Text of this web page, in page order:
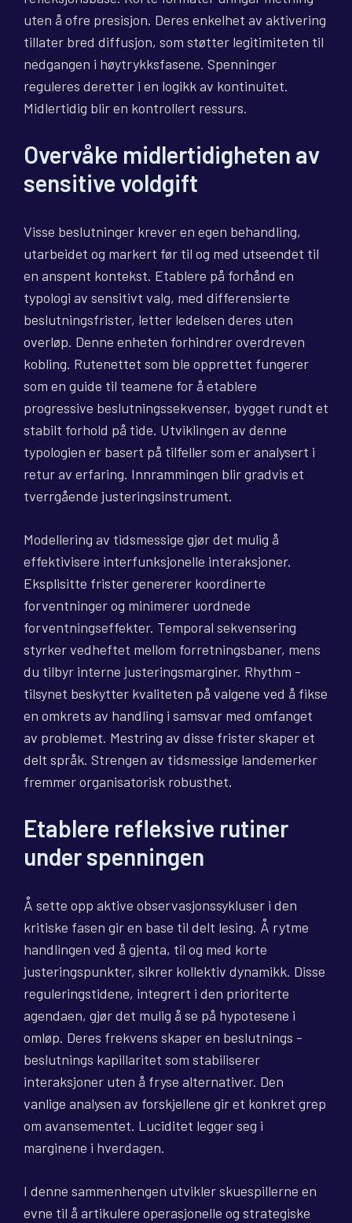
uten å ofre presisjon. Deres enkelhet av aktivering
tillater bred diffusjon, som støtter legitimiteten til
nedgangen i høytrykksfasene. Spenninger
reguleres deretter i en logikk av kontinuitet.
Midlertidig blir en kontrollert ressurs.
Overvåke midlertidigheten av
sensitive voldgift
Visse beslutninger krever en egen behandling,
utarbeidet og markert før til og med utseendet til
en anspent kontekst. Etablere på forhånd en
typologi av sensitivt valg, med differensierte
beslutningsfrister, letter ledelsen deres uten
overløp. Denne enheten forhindrer overdreven
kobling. Rutenettet som ble opprettet fungerer
som en guide til teamene for å etablere
progressive beslutningssekvenser, bygget rundt et
stabilt forhold på tide. Utviklingen av denne
typologien er basert på tilfeller som er analysert i
retur av erfaring. Innrammingen blir gradvis et
tverrgående justeringsinstrument.
Modellering av tidsmessige gjør det mulig å
effektivisere interfunksjonelle interaksjoner.
Eksplisitte frister genererer koordinerte
forventninger og minimerer uordnede
forventningseffekter. Temporal sekvensering
styrker vedheftet mellom forretningsbaner, mens
du tilbyr interne justeringsmarginer. Rhythm -
tilsynet beskytter kvaliteten på valgene ved å fikse
en omkrets av handling i samsvar med omfanget
av problemet. Mestring av disse frister skaper et
delt språk. Strengen av tidsmessige landemerker
fremmer organisatorisk robusthet.
Etablere refleksive rutiner
under spenningen
Å sette opp aktive observasjonssykluser i den
kritiske fasen gir en base til delt lesing. Å rytme
handlingen ved å gjenta, til og med korte
justeringspunkter, sikrer kollektiv dynamikk. Disse
reguleringstidene, integrert i den prioriterte
agendaen, gjør det mulig å se på hypotesene i
omløp. Deres frekvens skaper en beslutnings -
beslutnings kapillaritet som stabiliserer
interaksjoner uten å fryse alternativer. Den
vanlige analysen av forskjellene gir et konkret grep
om avansementet. Luciditet legger seg i
marginene i hverdagen.
I denne sammenhengen utvikler skuespillerne en
evne til å artikulere operasjonelle og strategiske